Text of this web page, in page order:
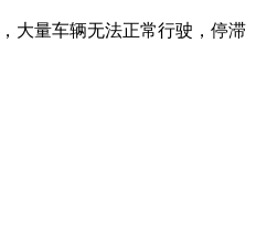
大量车辆无法正常行驶，停滞